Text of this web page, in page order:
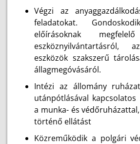
Végzi az
feladatokat.
előírásoknak
eszköznyilvántartásról,
eszközök szakszerű
állagmegóvásáról.
Intézi az állomány
utánpótlásával kapcsolatos
a munka- és
történő ellátást
Közreműködik a polgári